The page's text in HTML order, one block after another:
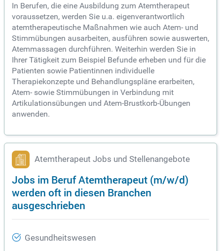
In Berufen, die eine Ausbildung zum Atemtherapeut
voraussetzen, werden Sie u.a. eigenverantwortlich
atemtherapeutische Maßnahmen wie auch Atem- und
Stimmübungen ausarbeiten, ausführen sowie auswerten,
Atemmassagen durchführen. Weiterhin werden Sie in
Ihrer Tätigkeit zum Beispiel Befunde erheben und für die
Patienten sowie Patientinnen individuelle
Therapiekonzepte und Behandlungspläne erarbeiten,
Atem- sowie Stimmübungen in Verbindung mit
Artikulationsübungen und Atem-Brustkorb-Übungen
anwenden.
Atemtherapeut Jobs und Stellenangebote
Jobs im Beruf Atemtherapeut (m/w/d)
werden oft in diesen Branchen
ausgeschrieben
Gesundheitswesen